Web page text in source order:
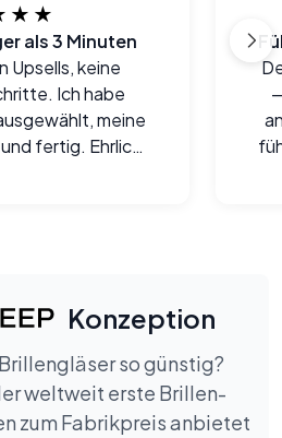
als 3 Minuten
Upsells, keine
Ich habe
meine
fertig. Ehrlich
Konzeption
so günstig?
weltweit erste Brillen-
zum Fabrikpreis anbietet